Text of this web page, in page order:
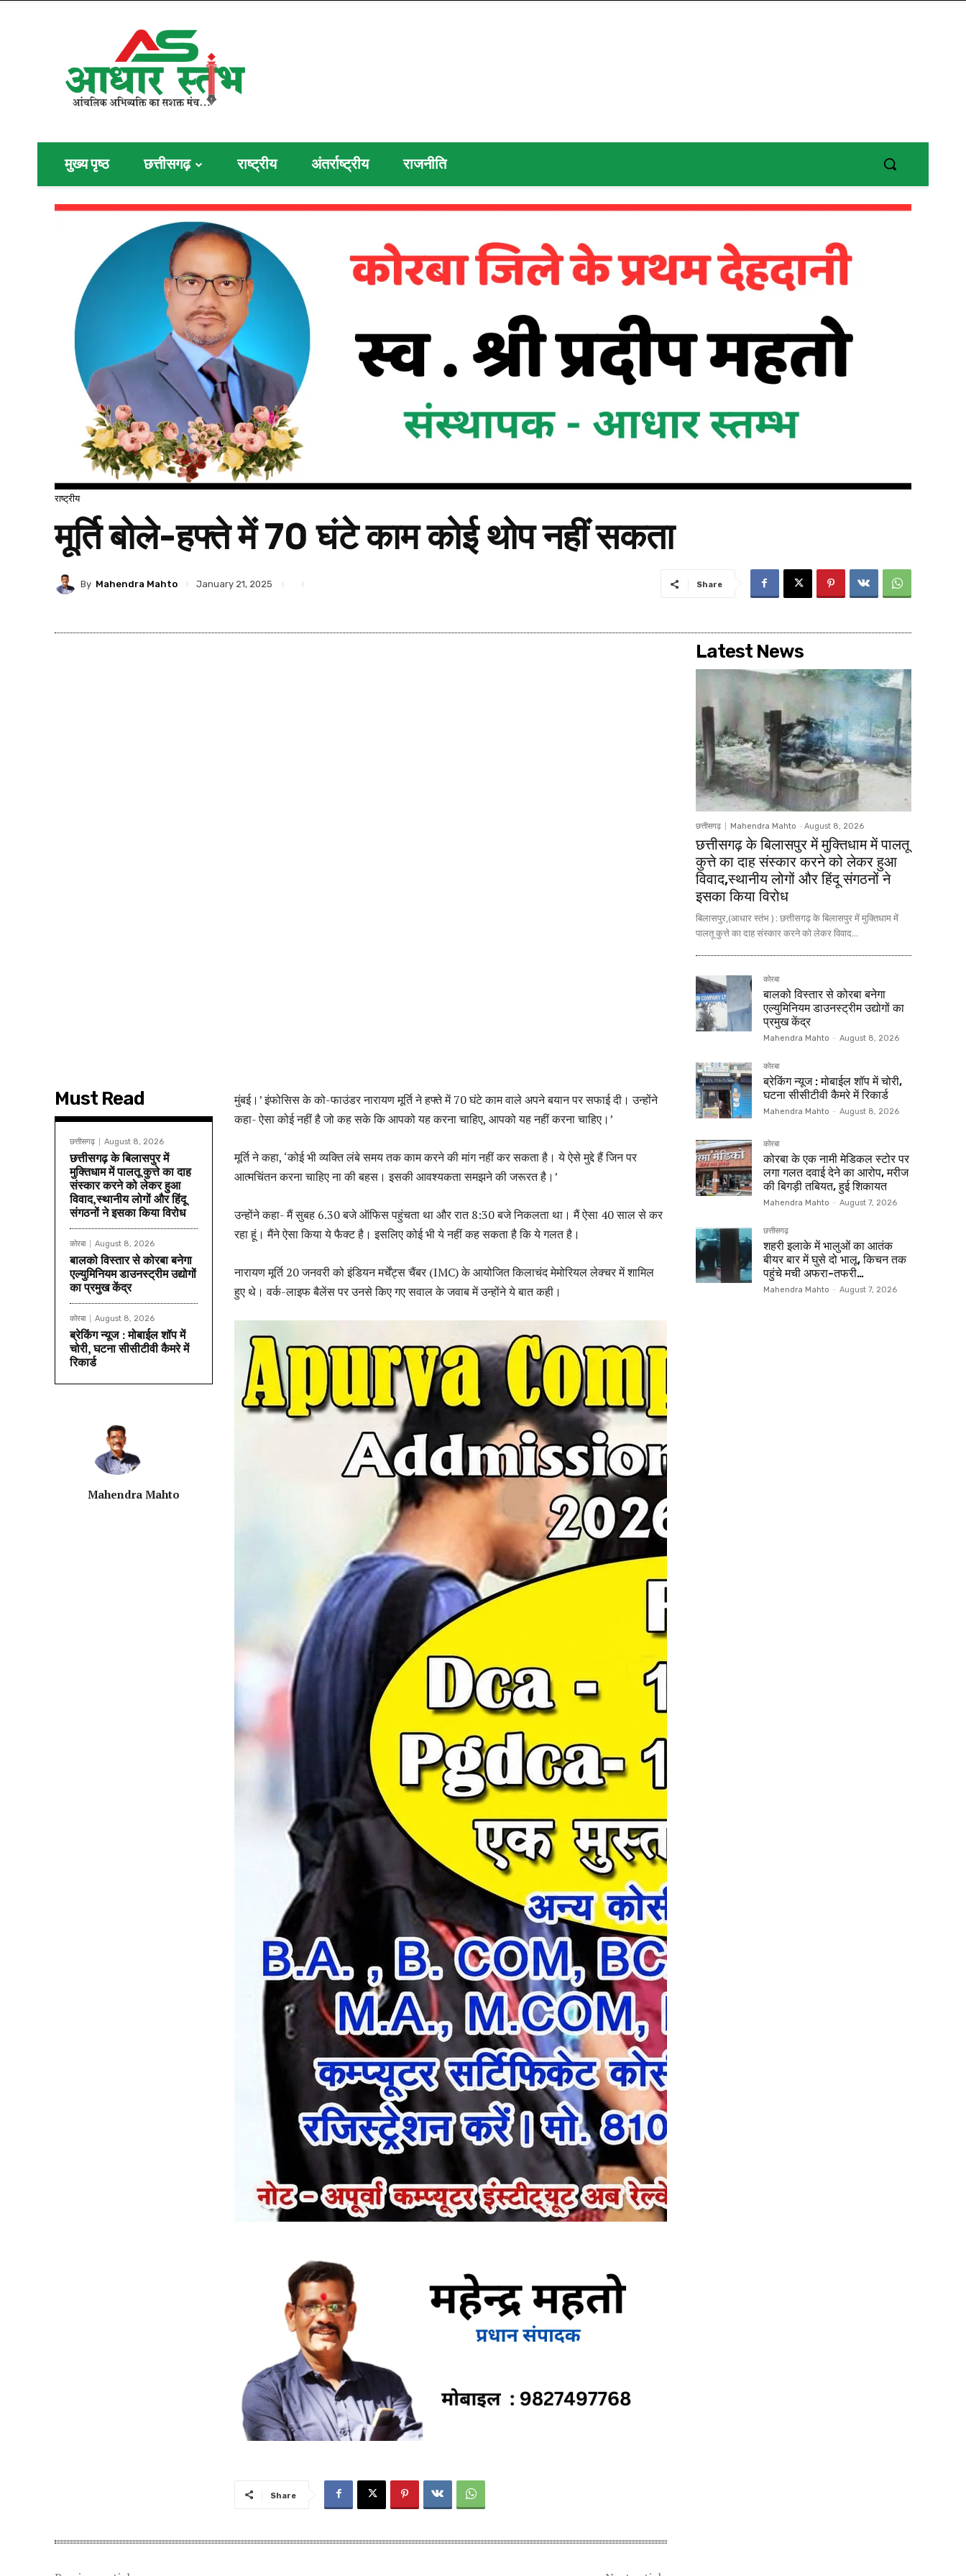
मुख्य पृष्ठ छत्तीसगढ़ राष्ट्रीय अंतर्राष्ट्रीय राजनीति
राष्ट्रीय
मूर्ति बोले-हफ्ते में 70 घंटे काम कोई थोप नहीं सकता
By Mahendra Mahto January 21, 2025 Share
Must Read
छत्तीसगढ़ August 8, 2026
छत्तीसगढ़ के बिलासपुर में
मुक्तिधाम में पालतू कुत्ते का दाह
संस्कार करने को लेकर हुआ
विवाद,स्थानीय लोगों और हिंदू
संगठनों ने इसका किया विरोध
कोरबा August 8, 2026
बालको विस्तार से कोरबा बनेगा
एल्युमिनियम डाउनस्ट्रीम उद्योगों
का प्रमुख केंद्र
कोरबा August 8, 2026
ब्रेकिंग न्यूज : मोबाईल शॉप में
चोरी, घटना सीसीटीवी कैमरे में
रिकार्ड
Mahendra Mahto
मुंबई।’इंफोसिस के को-फाउंडर नारायण मूर्ति ने हफ्ते में 70 घंटे काम वाले अपने बयान पर सफाई दी। उन्होंने
कहा- ऐसा कोई नहीं है जो कह सके कि आपको यह करना चाहिए, आपको यह नहीं करना चाहिए।’
मूर्ति ने कहा, ‘कोई भी व्यक्ति लंबे समय तक काम करने की मांग नहीं कर सकता है। ये ऐसे मुद्दे हैं जिन पर
आत्मचिंतन करना चाहिए ना की बहस। इसकी आवश्यकता समझने की जरूरत है।’
उन्होंने कहा- मैं सुबह 6.30 बजे ऑफिस पहुंचता था और रात 8:30 बजे निकलता था। मैं ऐसा 40 साल से कर
रहा हूं। मैंने ऐसा किया ये फैक्ट है। इसलिए कोई भी ये नहीं कह सकता है कि ये गलत है।
नारायण मूर्ति 20 जनवरी को इंडियन मर्चेंट्स चैंबर (IMC) के आयोजित किलाचंद मेमोरियल लेक्चर में शामिल
हुए थे। वर्क-लाइफ बैलेंस पर उनसे किए गए सवाल के जवाब में उन्होंने ये बात कही।
Share
Latest News
छत्तीसगढ़ Mahendra Mahto - August 8, 2026
छत्तीसगढ़ के बिलासपुर में मुक्तिधाम में पालतू
कुत्ते का दाह संस्कार करने को लेकर हुआ
विवाद,स्थानीय लोगों और हिंदू संगठनों ने
इसका किया विरोध
बिलासपुर,(आधार स्तंभ ) : छत्तीसगढ़ के बिलासपुर में मुक्तिधाम में
पालतू कुत्ते का दाह संस्कार करने को लेकर विवाद...
कोरबा
बालको विस्तार से कोरबा बनेगा
एल्युमिनियम डाउनस्ट्रीम उद्योगों का
प्रमुख केंद्र
Mahendra Mahto - August 8, 2026
कोरबा
ब्रेकिंग न्यूज : मोबाईल शॉप में चोरी,
घटना सीसीटीवी कैमरे में रिकार्ड
Mahendra Mahto - August 8, 2026
कोरबा
कोरबा के एक नामी मेडिकल स्टोर पर
लगा गलत दवाई देने का आरोप, मरीज
की बिगड़ी तबियत, हुई शिकायत
Mahendra Mahto - August 7, 2026
छत्तीसगढ़
शहरी इलाके में भालुओं का आतंक
बीयर बार में घुसे दो भालू, किचन तक
पहुंचे मची अफरा-तफरी…
Mahendra Mahto - August 7, 2026